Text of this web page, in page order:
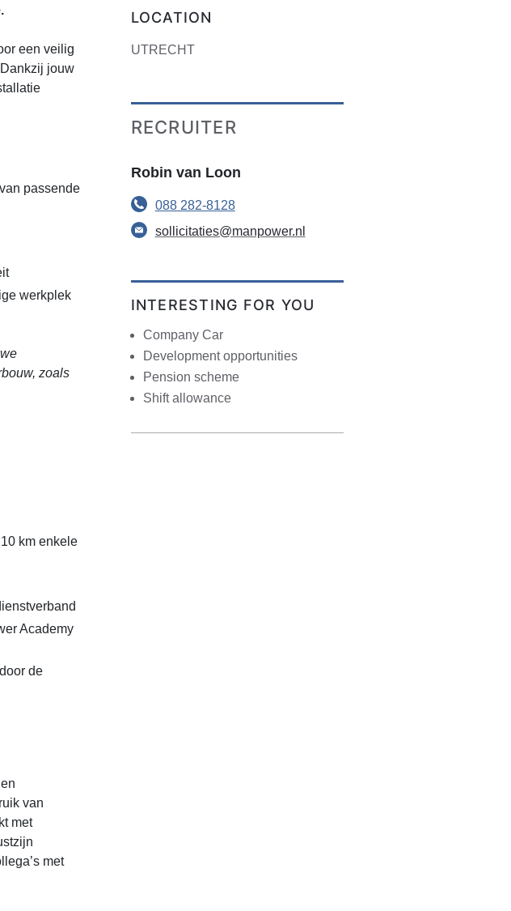
een veilig
jouw
passende
werkplek
zoals
km enkele
Academy
de
van
met
met
LOCATION
UTRECHT
RECRUITER
Robin van Loon
088 282-8128
sollicitaties@manpower.nl
INTERESTING FOR YOU
Company Car
Development opportunities
Pension scheme
Shift allowance